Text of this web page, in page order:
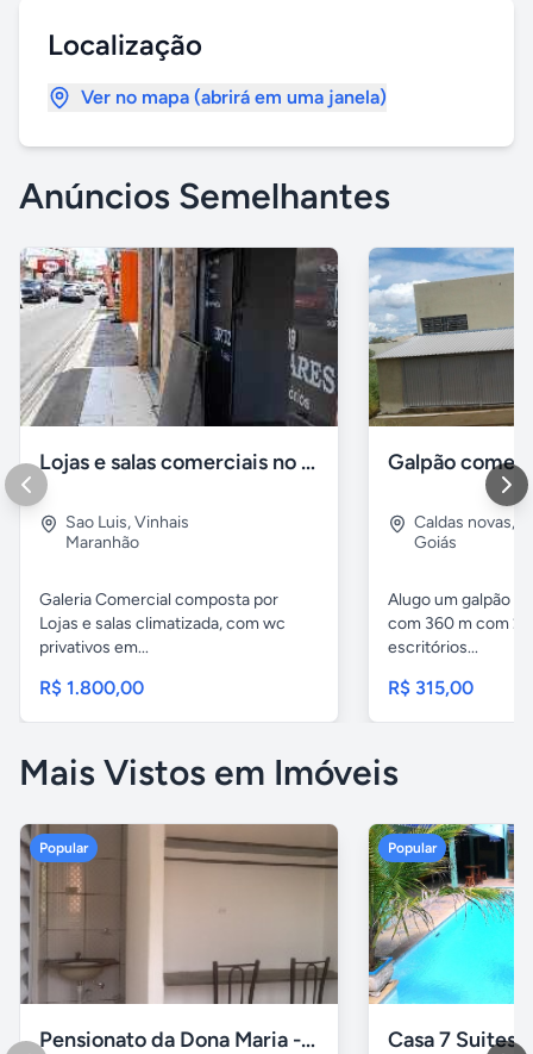
Localização
Ver no mapa (abrirá em uma janela)
Anúncios Semelhantes
Lojas e salas comerciais no vinhais
Sao Luis,Vinhais
Maranhão
Galeria Comercial composta por
Lojas e salas climatizada, com wc
privativos em...
R$ 1.800,00
Galpão
Caldas novas,
Goiás
Alugo um galpão
com 360 m com 2
escritórios...
R$ 315,00
Mais Vistos em Imóveis
Popular
Pensionato da Dona Maria - Uberlândia/MG
Popular